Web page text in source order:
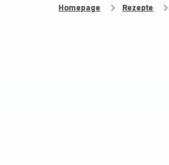
Homepage Rezepte